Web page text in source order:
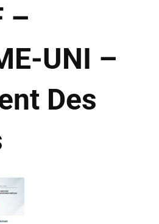
–
UNI –
Des